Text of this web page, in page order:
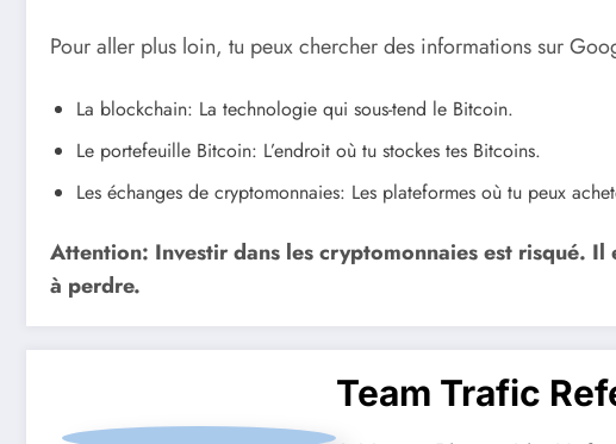
Pour aller plus loin, tu peux chercher des informations sur
La blockchain: La technologie qui sous-tend le Bitcoin.
Le portefeuille Bitcoin: L’endroit où tu stockes tes Bitcoins.
Les échanges de cryptomonnaies: Les plateformes où tu peux
Attention: Investir dans les cryptomonnaies est risqué.
à perdre.
Team Trafic